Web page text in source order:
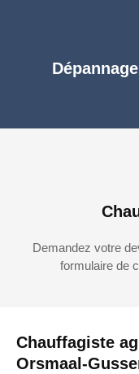
Chauffagiste
Orsmaal-
Demandez votre
formulaire de